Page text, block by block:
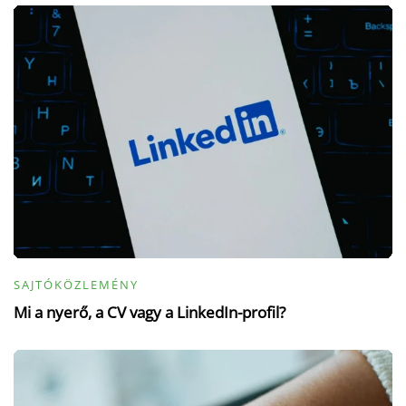
SAJTÓKÖZLEMÉNY
Mi a nyerő, a CV vagy a LinkedIn-profil?